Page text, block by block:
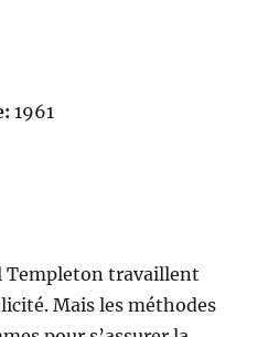
1961
Templeton travaillent
Mais les méthodes